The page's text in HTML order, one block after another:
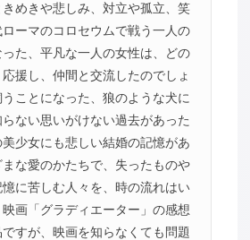
めきや悲しみ、対立や孤立、笑
ーマのコロセウムで戦う一人の
た、平凡な一人の女性は、どの
援し、仲間と交流したのでしょ
ことになった、狼のような犬に
ない思いがけない過去があった
少女にも悲しい結婚の記憶があ
な愛のかたちで、失ったものや
に苦しむ人々を、時の流れはい
画「グラディエーター」の感想
すが、映画を知らなくても問題